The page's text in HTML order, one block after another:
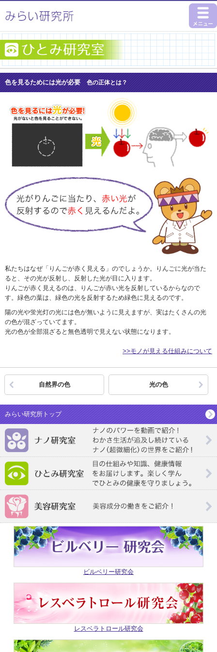
色を見るためには光が必要 色の正体とは？
私たちはなぜ「りんごが赤く見える」のでしょうか。りんごに光が当た
ると、その光が反射し、反射した光が目に入ります。
りんごが赤く見えるのは、りんごが赤い光を反射しているからなので
す。緑色の葉は、緑色の光を反射するため緑色に見えるのです。
陽の光や蛍光灯の光には色が無いように見えますが、実はたくさんの光
の色が混ざっていてます。
光の色が全部混ざると無色透明で見えない状態になります。
>>モノが見える仕組みについて
自然界の色 光の色
みらい研究所トップ
ビルベリー研究会
レスベラトロール研究会